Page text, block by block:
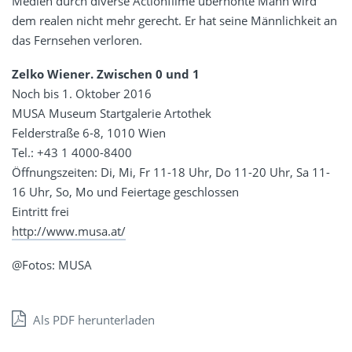
dem realen nicht mehr gerecht. Er hat seine Männlichkeit an
das Fernsehen verloren.
Zelko Wiener. Zwischen 0 und 1
Noch bis 1. Oktober 2016
MUSA Museum Startgalerie Artothek
Felderstraße 6-8, 1010 Wien
Tel.: +43 1 4000-8400
Öffnungszeiten: Di, Mi, Fr 11-18 Uhr, Do 11-20 Uhr, Sa 11-
16 Uhr, So, Mo und Feiertage geschlossen
Eintritt frei
http://www.musa.at/
@Fotos: MUSA
Als PDF herunterladen